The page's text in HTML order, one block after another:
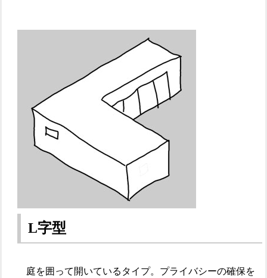
L字型
庭を囲って開いているタイプ。プライバシーの確保を